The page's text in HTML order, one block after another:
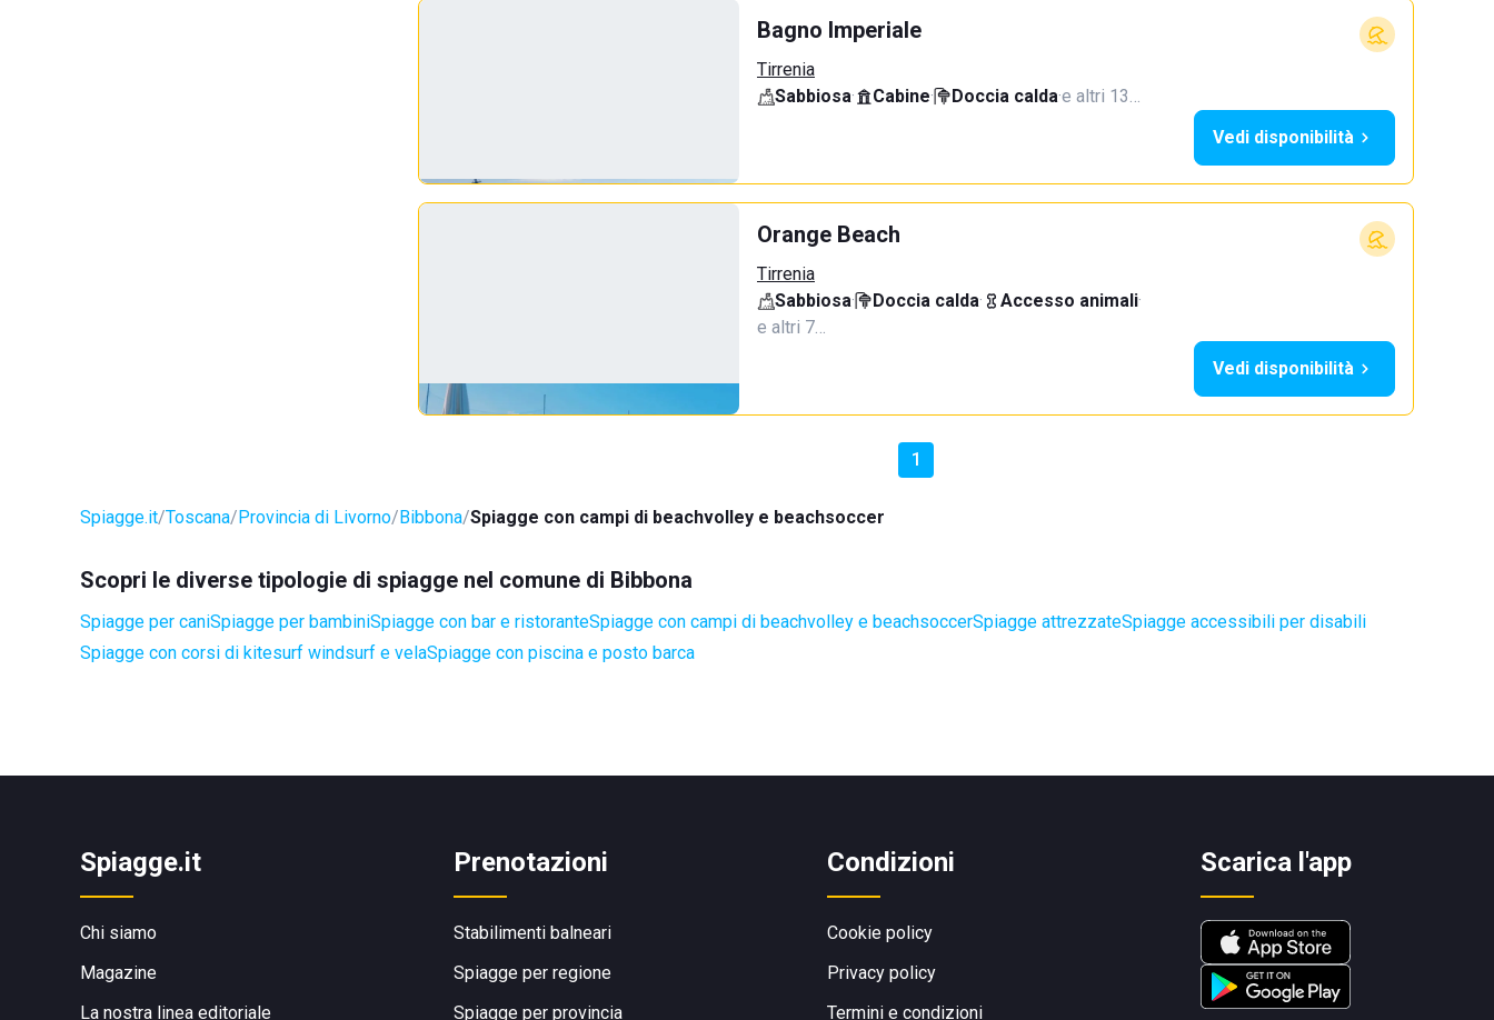
Bagno Imperiale
Tirrenia
Sabbiosa· Cabine· Doccia calda·e altri 13…
Vedi disponibilità
Orange Beach
Tirrenia
Sabbiosa· Doccia calda· Accesso animali·
e altri 7…
Vedi disponibilità
1
Spiagge.it Toscana Provincia di Livorno Bibbona Spiagge con campi di beachvolley e beachsoccer
Scopri le diverse tipologie di spiagge nel comune di Bibbona
Spiagge per caniSpiagge per bambiniSpiagge con bar e ristoranteSpiagge con campi di beachvolley e beachsoccerSpiagge attrezzateSpiagge accessibili per disabili
Spiagge con corsi di kitesurf windsurf e velaSpiagge con piscina e posto barca
Spiagge.it
Chi siamo
Magazine
La nostra linea editoriale
Prenotazioni
Stabilimenti balneari
Spiagge per regione
Spiagge per provincia
Condizioni
Cookie policy
Privacy policy
Termini e condizioni
Scarica l'app